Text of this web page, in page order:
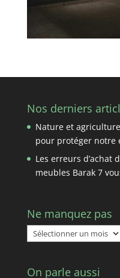
Nos derniers
Nature et
pour protéger notre
Les erreurs d’achat
meubles Barak 7
Ne manquez pas
Ne
manquez
On parle aussi